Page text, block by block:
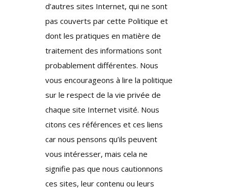
d’autres sites Internet, qui ne sont
pas couverts par cette Politique et
dont les pratiques en matière de
traitement des informations sont
probablement différentes. Nous
vous encourageons à lire la politique
sur le respect de la vie privée de
chaque site Internet visité. Nous
citons ces références et ces liens
car nous pensons qu’ils peuvent
vous intéresser, mais cela ne
signifie pas que nous cautionnons
ces sites, leur contenu ou leurs